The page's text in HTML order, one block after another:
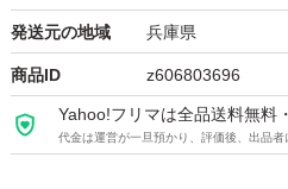
重さ：段ボール込み 20キロ（
からは判別できない腐りがある
傷む場合がございます。そのた
発送元の地域 兵庫県
商品ID z606803696
Yahoo!フリマは全品送料無料
代金は運営が一旦預かり、評価後、出品者